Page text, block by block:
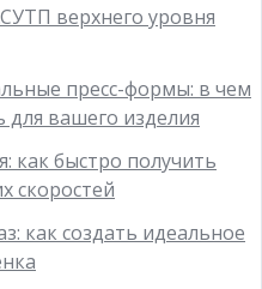
верхнего уровня
пресс-формы: в чем
вашего изделия
как быстро получить
скоростей
как создать идеальное